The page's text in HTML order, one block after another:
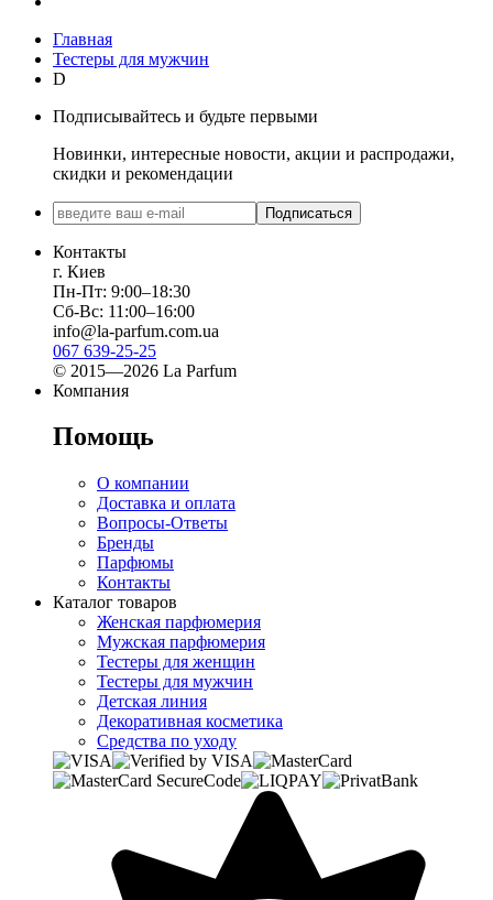
Главная
Тестеры для мужчин
D
Подписывайтесь и будьте первыми
Новинки, интересные новости, акции и распродажи,
скидки и рекомендации
Подписаться
Контакты
г. Киев
Пн-Пт: 9:00–18:30
Сб-Вс: 11:00–16:00
info@la-parfum.com.ua
067 639-25-25
© 2015—2026 La Parfum
Компания
Помощь
О компании
Доставка и оплата
Вопросы-Ответы
Бренды
Парфюмы
Контакты
Каталог товаров
Женская парфюмерия
Мужская парфюмерия
Тестеры для женщин
Тестеры для мужчин
Детская линия
Декоративная косметика
Средства по уходу